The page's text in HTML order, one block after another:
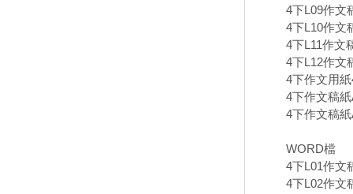
4下L09作文
4下L10作文
4下L11作文
4下L12作文
4下作文用
4下作文稿
4下作文稿
WORD檔
4下L01作文
4下L02作文